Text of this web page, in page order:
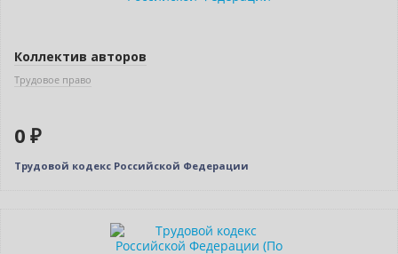
Коллектив авторов
Трудовое право
0 ₽
Трудовой кодекс Российской Федерации